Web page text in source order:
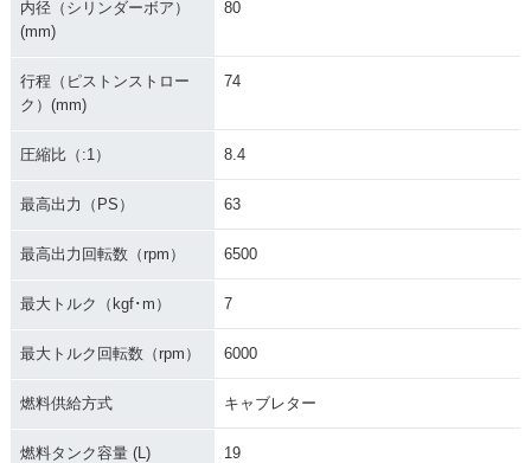
内径（シリンダーボア）
(mm)
80
行程（ピストンストロー
ク）(mm)
74
圧縮比（:1） 8.4
最高出力（PS） 63
最高出力回転数（rpm） 6500
最大トルク（kgf･m） 7
最大トルク回転数（rpm） 6000
燃料供給方式 キャブレター
燃料タンク容量 (L) 19